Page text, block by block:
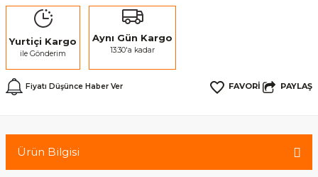
Yurtiçi Kargo
ile Gönderim
Aynı Gün Kargo
13:30'a kadar
Fiyatı Düşünce Haber Ver PAYLAŞ
Ürün Bilgisi